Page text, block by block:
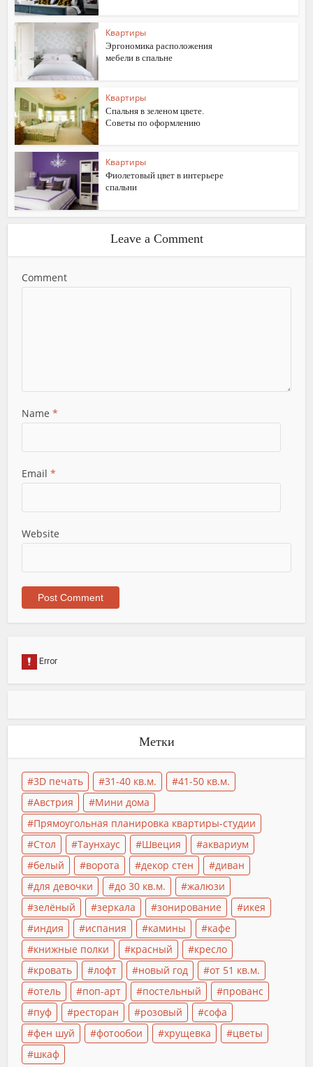
Квартиры
Эргономика расположения
мебели в спальне
Квартиры
Спальня в зеленом цвете.
Советы по оформлению
Квартиры
Фиолетовый цвет в интерьере
спальни
Leave a Comment
Comment
Name *
Email *
Website
Метки
3D печать 31-40 кв.м.
41-50 кв.м.
Австрия
Мини дома
Прямоугольная планировка квартиры-студии
Стол
Таунхаус Швеция
аквариум
белый
ворота декор стен
диван
для девочки
до 30 кв.м.
жалюзи
зелёный
зеркала зонирование
икея
индия
испания камины
кафе
книжные полки
красный
кресло
кровать
лофт новый год
от 51 кв.м.
отель
поп-арт постельный
прованс
пуф
ресторан розовый
софа
фен шуй
фотообои хрущевка
цветы
шкаф